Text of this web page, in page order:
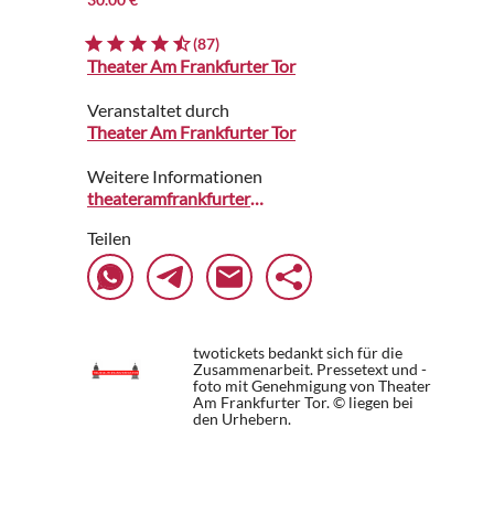
(87)
Theater Am Frankfurter Tor
Veranstaltet durch
Theater Am Frankfurter Tor
Weitere Informationen
theateramfrankfurtertor.reservix.de
Teilen
twotickets bedankt sich für die
Zusammenarbeit. Pressetext und -
foto mit Genehmigung von Theater
Am Frankfurter Tor. © liegen bei
den Urhebern.